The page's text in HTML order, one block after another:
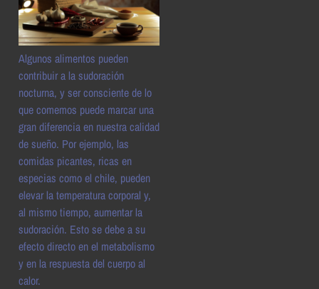
Algunos alimentos pueden
contribuir a la sudoración
nocturna, y ser consciente de lo
que comemos puede marcar una
gran diferencia en nuestra calidad
de sueño. Por ejemplo, las
comidas picantes, ricas en
especias como el chile, pueden
elevar la temperatura corporal y,
al mismo tiempo, aumentar la
sudoración. Esto se debe a su
efecto directo en el metabolismo
y en la respuesta del cuerpo al
calor.